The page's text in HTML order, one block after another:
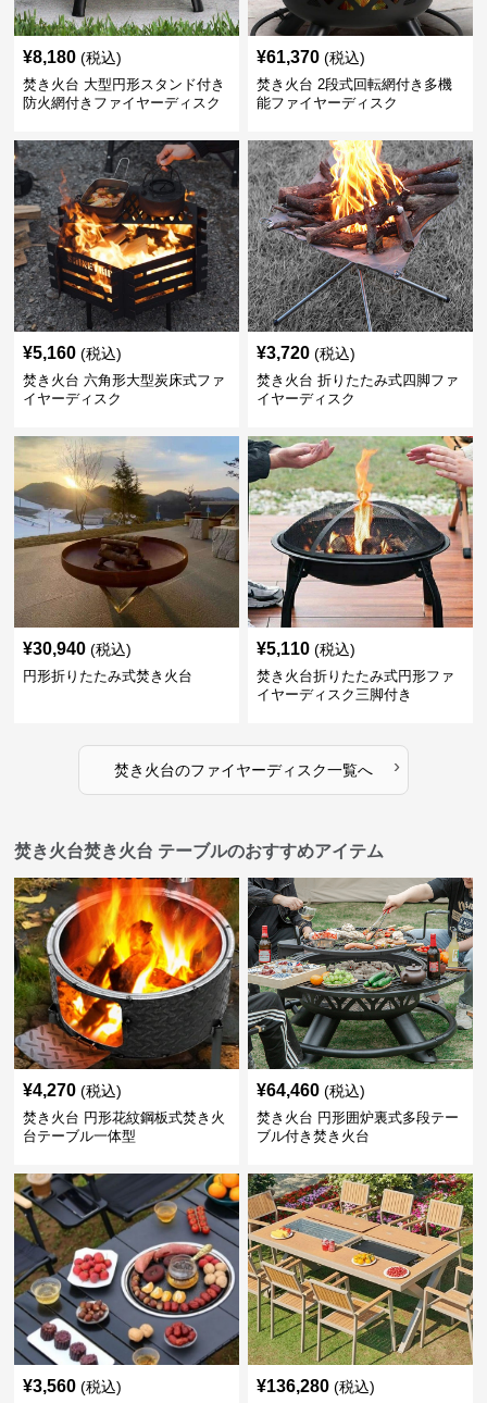
¥8,180 (税込)
焚き火台 大型円形スタンド付き
防火網付きファイヤーディスク
¥61,370 (税込)
焚き火台 2段式回転網付き多機
能ファイヤーディスク
¥5,160 (税込)
焚き火台 六角形大型炭床式ファ
イヤーディスク
¥3,720 (税込)
焚き火台 折りたたみ式四脚ファ
イヤーディスク
¥30,940 (税込)
円形折りたたみ式焚き火台
¥5,110 (税込)
焚き火台折りたたみ式円形ファ
イヤーディスク三脚付き
焚き火台のファイヤーディスク一覧へ ›
焚き火台焚き火台 テーブルのおすすめアイテム
¥4,270 (税込)
焚き火台 円形花紋鋼板式焚き火
台テーブル一体型
¥64,460 (税込)
焚き火台 円形囲炉裏式多段テー
ブル付き焚き火台
¥3,560 (税込) ¥136,280 (税込)